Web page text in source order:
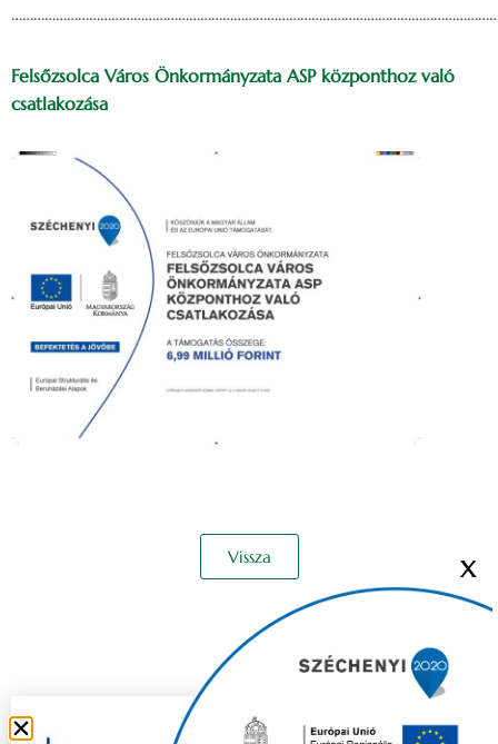
Felsőzsolca Város Önkormányzata ASP központhoz való
csatlakozása
Vissza X